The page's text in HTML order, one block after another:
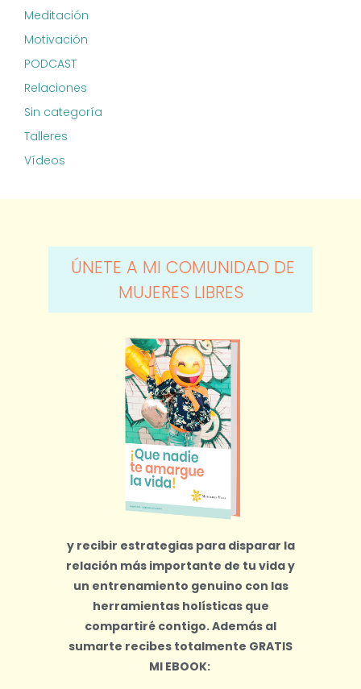
Meditación
Motivación
PODCAST
Relaciones
Sin categoría
Talleres
Vídeos
ÚNETE A MI COMUNIDAD DE
MUJERES LIBRES
y recibir estrategias para disparar la
relación más importante de tu vida y
un entrenamiento genuino con las
herramientas holísticas que
compartiré contigo.Además al
sumarte recibes totalmente GRATIS
MI EBOOK: